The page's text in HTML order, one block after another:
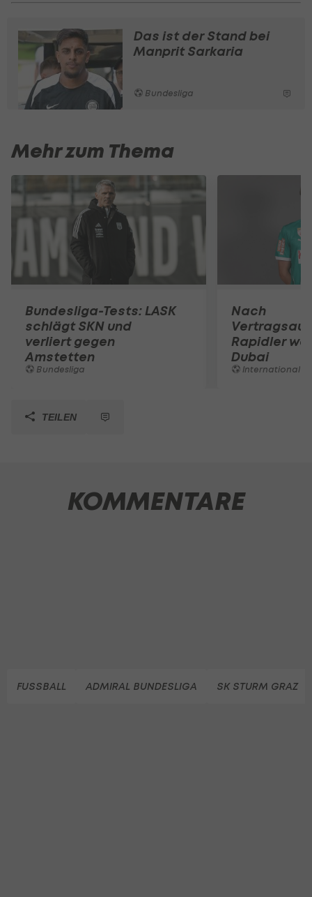
Das ist der Stand bei
Manprit Sarkaria
Bundesliga
Mehr zum Thema
Bundesliga-Tests: LASK
schlägt SKN und
verliert gegen
Amstetten
Bundesliga
Nach
Rapidler
Dubai
International
TEILEN
KOMMENTARE
FUSSBALL ADMIRAL BUNDESLIGA SK STURM GRAZ